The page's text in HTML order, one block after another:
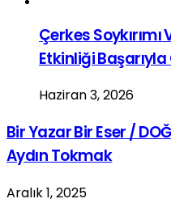
Çerkes Soykırımı
Etkinliği
Haziran 3, 2026
Bir Yazar Bir Eser /
Aydın Tokmak
Aralık 1, 2025